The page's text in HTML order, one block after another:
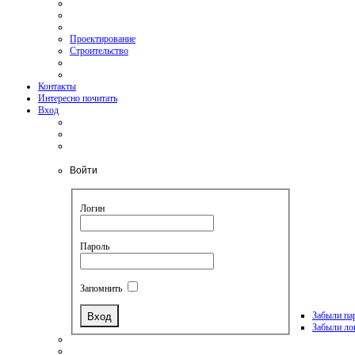
Проектирование
Строительство
Контакты
Интересно почитать
Вход
Войти
Логин
Пароль
Запомнить
Забыли
Забыли